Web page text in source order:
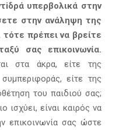
iδρά υπερβολικά στην
στην ανάληψη της
τότε πρέπει να βρείτε
σας επικοινωνία.
στα άκρα, είτε της
είτε της
του παιδιού σας;
ισχύει, είναι καιρός να
επικοινωνία σας ώστε